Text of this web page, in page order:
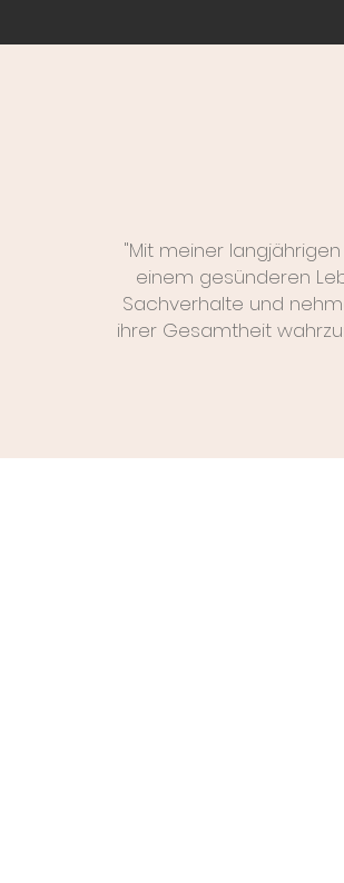
"Mit meiner
einem gesünderen
Sachverhalte und
ihrer Gesamtheit